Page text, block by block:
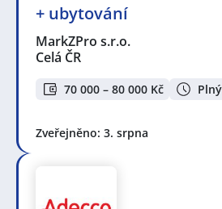
+ ubytování
MarkZPro s.r.o.
Celá ČR
70 000 – 80 000 Kč
Zveřejněno: 3. srpna